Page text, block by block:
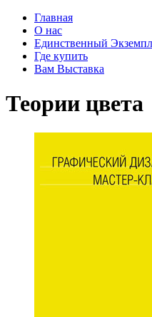
Главная
О нас
Единственный
Где купить
Вам Выставка
Теории цвета